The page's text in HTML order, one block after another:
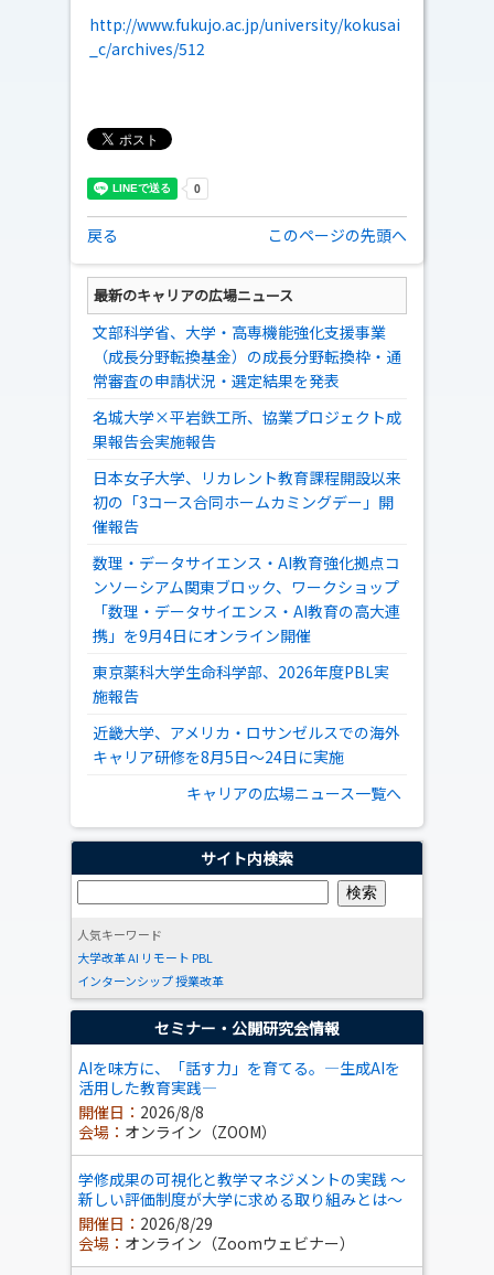
http://www.fukujo.ac.jp/university/kokusai
_c/archives/512
戻る このページの先頭へ
最新のキャリアの広場ニュース
文部科学省、大学・高専機能強化支援事業
（成長分野転換基金）の成長分野転換枠・通
常審査の申請状況・選定結果を発表
名城大学×平岩鉄工所、協業プロジェクト成
果報告会実施報告
日本女子大学、リカレント教育課程開設以来
初の「3コース合同ホームカミングデー」開
催報告
数理・データサイエンス・AI教育強化拠点コ
ンソーシアム関東ブロック、ワークショップ
「数理・データサイエンス・AI教育の高大連
携」を9月4日にオンライン開催
東京薬科大学生命科学部、2026年度PBL実
施報告
近畿大学、アメリカ・ロサンゼルスでの海外
キャリア研修を8月5日～24日に実施
キャリアの広場ニュース一覧へ
サイト内検索
人気キーワード
大学改革AI リモート PBL
インターンシップ授業改革
セミナー・公開研究会情報
AIを味方に、「話す力」を育てる。―生成AIを
活用した教育実践―
開催日： 2026/8/8
会場： オンライン（ZOOM）
学修成果の可視化と教学マネジメントの実践 ～
新しい評価制度が大学に求める取り組みとは～
開催日： 2026/8/29
会場： オンライン（Zoomウェビナー）